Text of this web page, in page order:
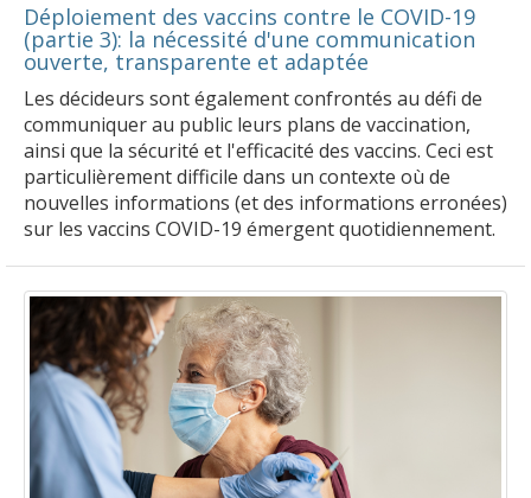
Déploiement des vaccins contre le COVID-19
(partie 3): la nécessité d'une communication
ouverte, transparente et adaptée
Les décideurs sont également confrontés au défi de
communiquer au public leurs plans de vaccination,
ainsi que la sécurité et l'efficacité des vaccins. Ceci est
particulièrement difficile dans un contexte où de
nouvelles informations (et des informations erronées)
sur les vaccins COVID-19 émergent quotidiennement.